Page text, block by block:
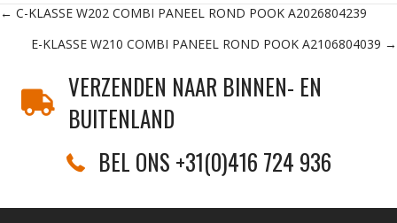
Posts
navigation
← C-KLASSE W202 COMBI PANEEL ROND POOK A2026804239
E-KLASSE W210 COMBI PANEEL ROND POOK A2106804039 →
VERZENDEN NAAR BINNEN- EN
BUITENLAND
BEL ONS +31(0)416 724 936